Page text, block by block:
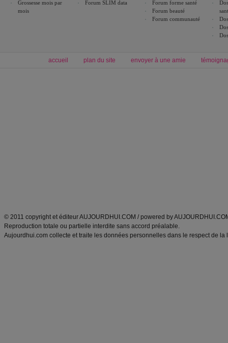
Grossesse mois par
mois
Forum SLIM data
Forum forme santé
Forum beauté
Forum communauté
accueil plan du site envoyer à une amie
© 2011 copyright et éditeur AUJOURDHUI.COM / powered by
Reproduction totale ou partielle interdite sans accord préalable.
Aujourdhui.com collecte et traite les données personnelles dans le respect de